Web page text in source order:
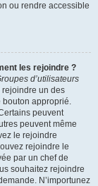
ou rendre accessible
les rejoindre ?
d’utilisateurs
rejoindre un des
bouton approprié.
peuvent
peuvent même
le rejoindre
rejoindre le
par un chef de
souhaitez rejoindre
N’importunez